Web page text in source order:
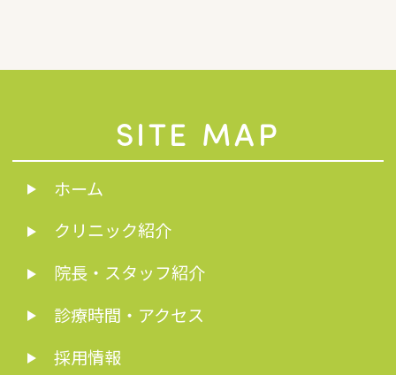
SITE MAP
ホーム
クリニック紹介
院長・スタッフ紹介
診療時間・アクセス
採用情報